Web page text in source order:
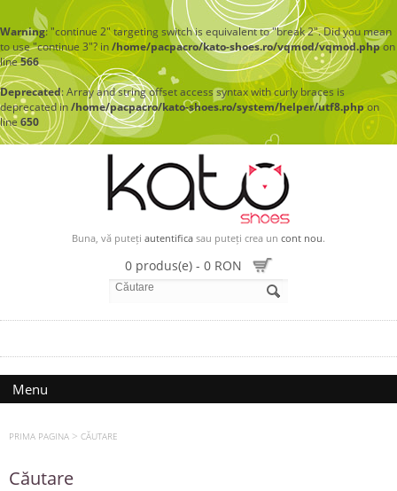
Warning: "continue 2" targeting switch is equivalent to "break 2". Did you mean
to use "continue 3"? in/home/pacpacro/kato-shoes.ro/vqmod/vqmod.phpon
line566
Deprecated: Array and string offset access syntax with curly braces is
deprecated in/home/pacpacro/kato-shoes.ro/system/helper/utf8.phpon
line650
Buna, vă puteți autentifica sau puteți crea un cont nou.
0 produs(e) - 0 RON
Menu
PRIMA PAGINA > CĂUTARE
Căutare